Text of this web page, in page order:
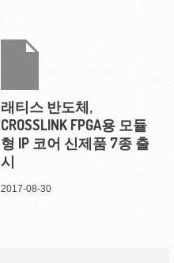
래티스 반도체,
CROSSLINK FPGA용 모듈
형 IP 코어 신제품 7종 출
시
2017-08-30